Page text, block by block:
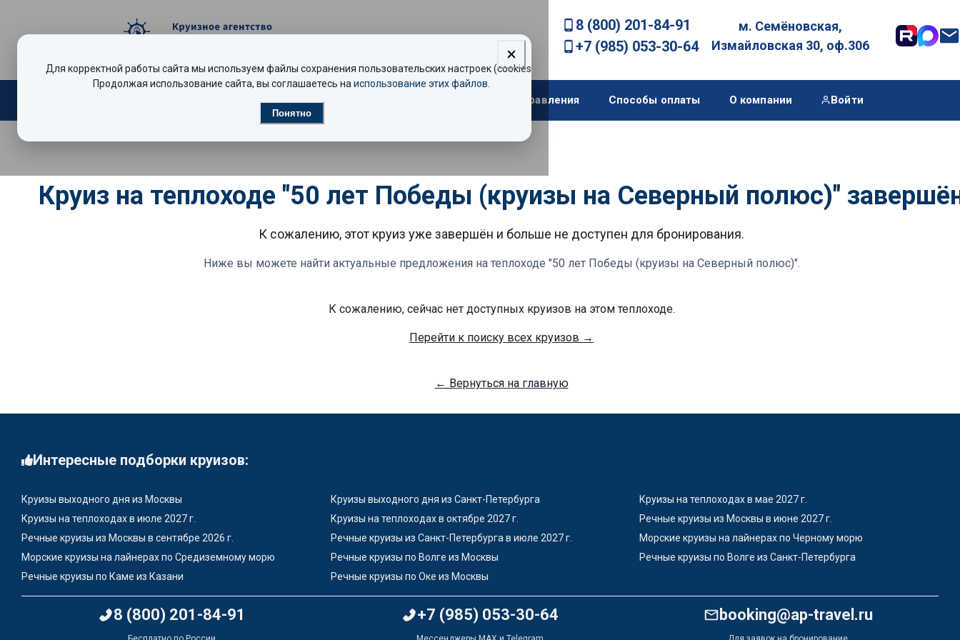
8 (800) 201-84-91
+7 (985) 053-30-64
м. Семёновская,
Измайловская 30, оф.306
Видеообзоры Рекомендации Направления Способы оплаты О компании Войти
Круиз на теплоходе "50 лет Победы (круизы на Северный полюс)"
К сожалению, этот круиз уже завершён и больше не доступен для бронирования.
Ниже вы можете найти актуальные предложения на теплоходе "50 лет Победы (круизы на Северный полюс)".
К сожалению, сейчас нет доступных круизов на этом теплоходе.
Перейти к поиску всех круизов →
← Вернуться на главную
Для корректной работы сайта мы используем файлы сохранения пользовательских настроек (cookies).
Продолжая использование сайта, вы соглашаетесь на использование этих файлов
Понятно
Интересные подборки круизов:
Круизы выходного дня из Москвы Круизы выходного дня из Санкт-Петербурга
Круизы на теплоходах в мае 2027 г.
Круизы на теплоходах в июле 2027 г.
Круизы на теплоходах в октябре 2027 г.
Речные круизы из Москвы в июне 2027 г.
Речные круизы из Москвы в сентябре 2026 г.
Речные круизы из Санкт-Петербурга в июле 2027 г.
Морские круизы на лайнерах по Черному морю
Морские круизы на лайнерах по Средиземному морю
Речные круизы по Волге из Москвы
Речные круизы по Волге из Санкт-Петербурга
Речные круизы по Каме из Казани
Речные круизы по Оке из Москвы
8 (800) 201-84-91 +7 (985) 053-30-64 booking@ap-travel.ru